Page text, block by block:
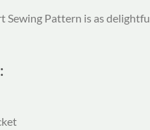
Sewing Pattern is as